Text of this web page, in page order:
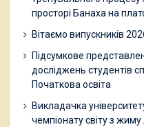
просторі Банаха на
Вітаємо випускників
Підсумкове
досліджень студентів
Початкова освіта
Викладачка
чемпіонату світу з